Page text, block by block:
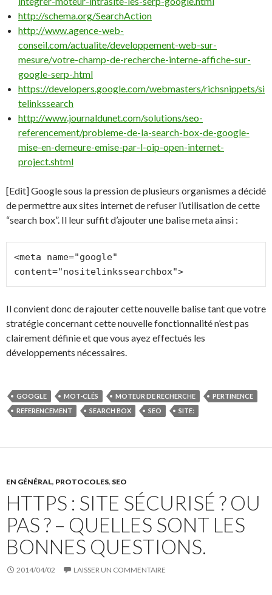
http://schema.org/SearchAction
http://www.agence-web-
conseil.com/actualite/developpement-web-sur-
mesure/votre-champ-de-recherche-interne-affiche-sur-
google-serp-.html
https://developers.google.com/webmasters/richsnippets/si
telinkssearch
http://www.journaldunet.com/solutions/seo-
referencement/probleme-de-la-search-box-de-google-
mise-en-demeure-emise-par-l-oip-open-internet-
project.shtml
[Edit] Google sous la pression de plusieurs organismes a décidé
de permettre aux sites internet de refuser l’utilisation de cette
“search box”. Il leur suffit d’ajouter une balise meta ainsi :
<meta name="google"
content="nositelinkssearchbox">
Il convient donc de rajouter cette nouvelle balise tant que votre
stratégie concernant cette nouvelle fonctionnalité n’est pas
clairement définie et que vous ayez effectués les
développements nécessaires.
GOOGLE MOT-CLÉS MOTEUR DE RECHERCHE
PERTINENCE
REFERENCEMENT
SEARCH BOX SEO SITE:
EN GÉNÉRAL, PROTOCOLES, SEO
HTTPS : SITE SÉCURISÉ ? OU
PAS ? – QUELLES SONT LES
BONNES QUESTIONS.
2014/04/02 LAISSER UN COMMENTAIRE